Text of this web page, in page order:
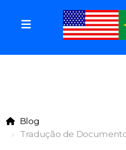
Blog
Tradução de